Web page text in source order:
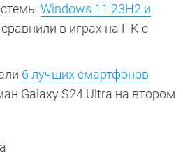
Windows 11 23H2 и
сравнили в играх на ПК с
6 лучших смартфонов
Galaxy S24 Ultra на втором